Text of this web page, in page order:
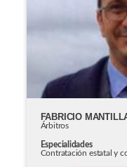
FABRICIO
Árbitros
Especialidades
Contratación estatal y